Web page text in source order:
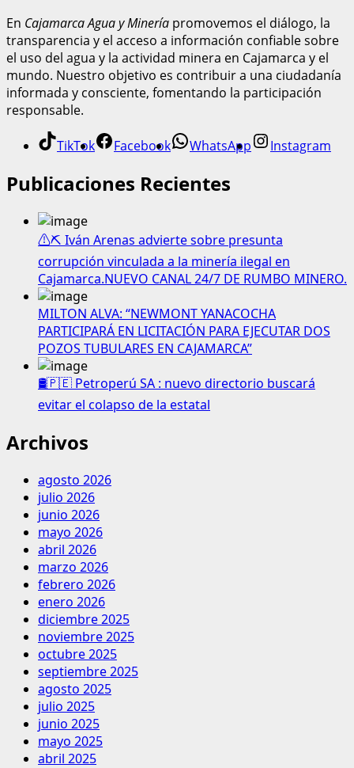
En Cajamarca Agua y Minería promovemos el diálogo, la
transparencia y el acceso a información confiable sobre
el uso del agua y la actividad minera en Cajamarca y el
mundo. Nuestro objetivo es contribuir a una ciudadanía
informada y consciente, fomentando la participación
responsable.
TikTok Facebook WhatsApp Instagram
Publicaciones Recientes
⚠️⛏️ Iván Arenas advierte sobre presunta
corrupción vinculada a la minería ilegal en
Cajamarca.NUEVO CANAL 24/7 DE RUMBO MINERO.
MILTON ALVA: “NEWMONT YANACOCHA
PARTICIPARÁ EN LICITACIÓN PARA EJECUTAR DOS
POZOS TUBULARES EN CAJAMARCA”
🛢️🇵🇪 Petroperú SA : nuevo directorio buscará
evitar el colapso de la estatal
Archivos
agosto 2026
julio 2026
junio 2026
mayo 2026
abril 2026
marzo 2026
febrero 2026
enero 2026
diciembre 2025
noviembre 2025
octubre 2025
septiembre 2025
agosto 2025
julio 2025
junio 2025
mayo 2025
abril 2025